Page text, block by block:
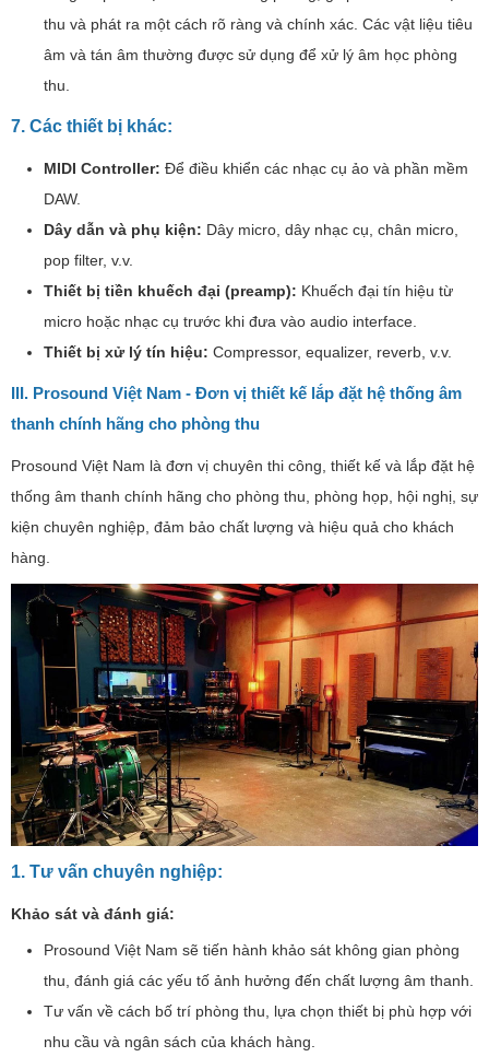
thu và phát ra một cách rõ ràng và chính xác. Các vật liệu tiêu
âm và tán âm thường được sử dụng để xử lý âm học phòng
thu.
7. Các thiết bị khác:
MIDI Controller: Để điều khiển các nhạc cụ ảo và phần mềm
DAW.
Dây dẫn và phụ kiện: Dây micro, dây nhạc cụ, chân micro,
pop filter, v.v.
Thiết bị tiền khuếch đại (preamp): Khuếch đại tín hiệu từ
micro hoặc nhạc cụ trước khi đưa vào audio interface.
Thiết bị xử lý tín hiệu: Compressor, equalizer, reverb, v.v.
III. Prosound Việt Nam - Đơn vị thiết kế lắp đặt hệ thống âm
thanh chính hãng cho phòng thu
Prosound Việt Nam là đơn vị chuyên thi công, thiết kế và lắp đặt hệ
thống âm thanh chính hãng cho phòng thu, phòng họp, hội nghị, sự
kiện chuyên nghiệp, đảm bảo chất lượng và hiệu quả cho khách
hàng.
1. Tư vấn chuyên nghiệp:
Khảo sát và đánh giá:
Prosound Việt Nam sẽ tiến hành khảo sát không gian phòng
thu, đánh giá các yếu tố ảnh hưởng đến chất lượng âm thanh.
Tư vấn về cách bố trí phòng thu, lựa chọn thiết bị phù hợp với
nhu cầu và ngân sách của khách hàng.